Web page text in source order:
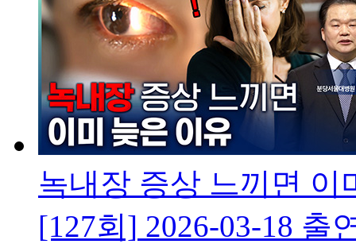
녹내장 증상 느끼면 이
[127회] 2026-03-18 출